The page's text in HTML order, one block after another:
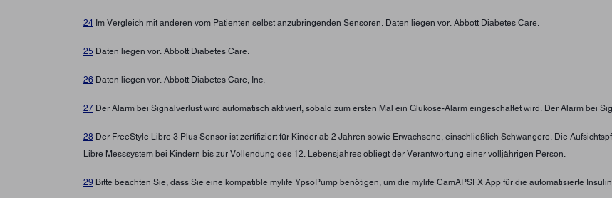
24 Im Vergleich mit anderen vom Patienten selbst anzubringenden Sensoren. Daten liegen vor. Abbott Diabetes Care.
25 Daten liegen vor. Abbott Diabetes Care.
26 Daten liegen vor. Abbott Diabetes Care, Inc.
27 Der Alarm bei Signalverlust wird automatisch aktiviert, sobald zum ersten Mal ein Glukose-Alarm eingeschaltet wird. Der Alarm bei
28 Der FreeStyle Libre 3 Plus Sensor ist zertifiziert für Kinder ab 2 Jahren sowie Erwachsene, einschließlich Schwangere. Die
Libre Messsystem bei Kindern bis zur Vollendung des 12. Lebensjahres obliegt der Verantwortung einer volljährigen Person.
29 Bitte beachten Sie, dass Sie eine kompatible mylife YpsoPump benötigen, um die mylife CamAPSFX App für die automatisierte